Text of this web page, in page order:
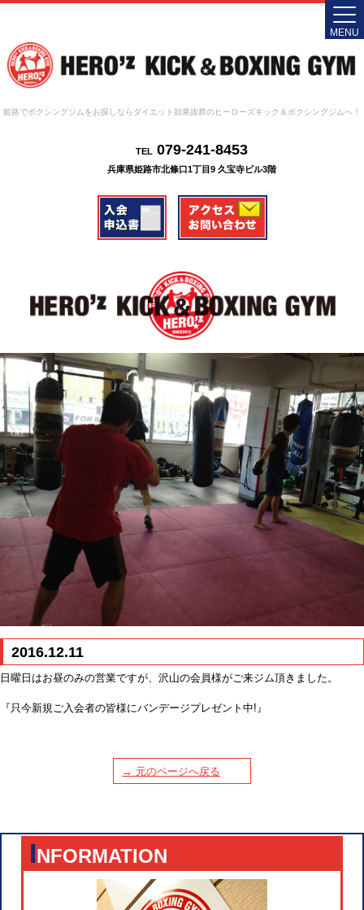
姫路でボクシングジムをお探しならダイエット効果抜群のヒーローズキック＆ボクシングジムへ！
TEL079-241-8453
兵庫県姫路市北條口1丁目9 久宝寺ビル3階
MENU
2016.12.11
日曜日はお昼のみの営業ですが、沢山の会員様がご来ジム頂きました。
『只今新規ご入会者の皆様にバンデージプレゼント中!』
→ 元のページへ戻る
INFORMATION